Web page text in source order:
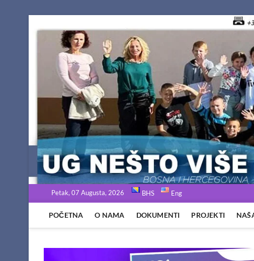
Petak, 07 Augusta, 2026 BHS Eng
POČETNA O NAMA DOKUMENTI PROJEKTI